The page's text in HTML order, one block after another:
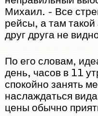
Михаил. - Все
рейсы, а там
друг друга не
По его словам,
день, часов в 11
спокойно занять
наслаждаться
цены обычно